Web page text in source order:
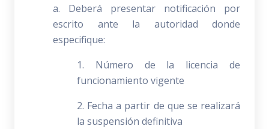
a. Deberá presentar notificación por
escrito ante la autoridad donde
especifique:
1. Número de la licencia de
funcionamiento vigente
2. Fecha a partir de que se realizará
la suspensión definitiva